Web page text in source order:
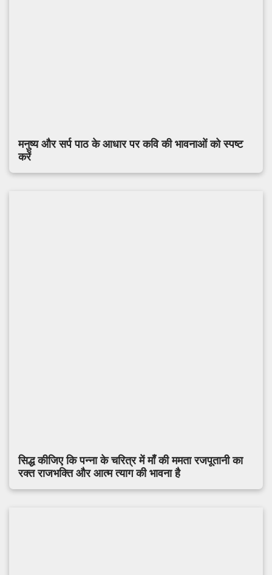
मनुष्य और सर्प पाठ के आधार पर कवि की भावनाओं को स्पष्ट
करें
सिद्ध कीजिए कि पन्ना के चरित्र में माँ की ममता रजपूतानी का
रक्त राजभक्ति और आत्म त्याग की भावना है